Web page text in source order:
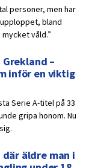
personer, men har
bland
våld.”
–
inför en viktig
Serie A-titel på 33
gripa honom. Nu
äldre man i